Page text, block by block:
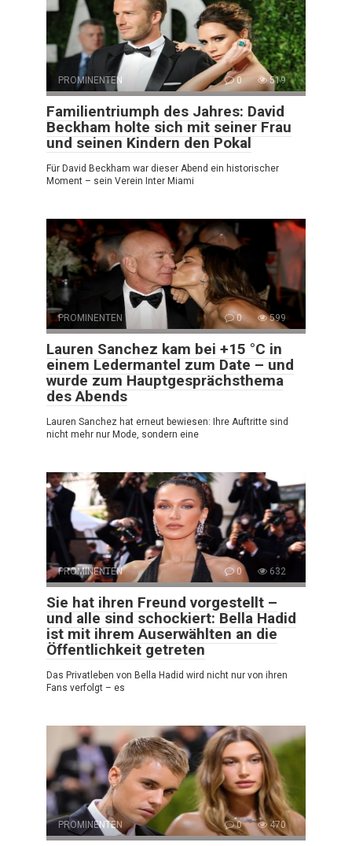
PROMINENTEN 0 519
Familientriumph des Jahres: David
Beckham holte sich mit seiner Frau
und seinen Kindern den Pokal
Für David Beckham war dieser Abend ein historischer
Moment – sein Verein Inter Miami
PROMINENTEN 0 599
Lauren Sanchez kam bei +15 °C in
einem Ledermantel zum Date – und
wurde zum Hauptgesprächsthema
des Abends
Lauren Sanchez hat erneut bewiesen: Ihre Auftritte sind
nicht mehr nur Mode, sondern eine
PROMINENTEN 0 632
Sie hat ihren Freund vorgestellt –
und alle sind schockiert: Bella Hadid
ist mit ihrem Auserwählten an die
Öffentlichkeit getreten
Das Privatleben von Bella Hadid wird nicht nur von ihren
Fans verfolgt – es
PROMINENTEN 0 470